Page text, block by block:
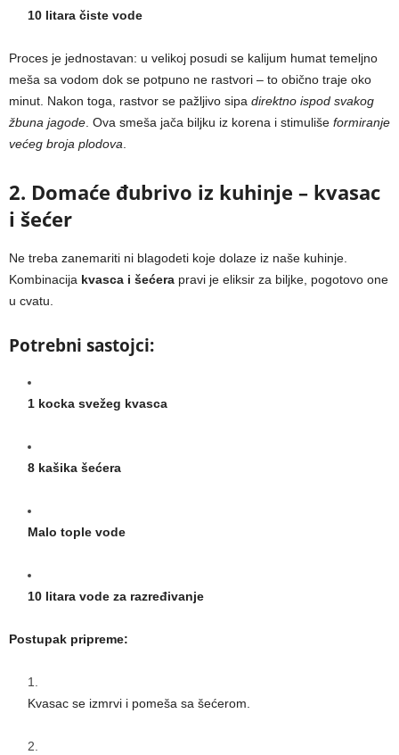
10 litara čiste vode
Proces je jednostavan: u velikoj posudi se kalijum humat temeljno
meša sa vodom dok se potpuno ne rastvori – to obično traje oko
minut. Nakon toga, rastvor se pažljivo sipa direktno ispod svakog
žbuna jagode. Ova smeša jača biljku iz korena i stimuliše formiranje
većeg broja plodova.
2. Domaće đubrivo iz kuhinje – kvasac
i šećer
Ne treba zanemariti ni blagodeti koje dolaze iz naše kuhinje.
Kombinacija kvasca i šećera pravi je eliksir za biljke, pogotovo one
u cvatu.
Potrebni sastojci:
1 kocka svežeg kvasca
8 kašika šećera
Malo tople vode
10 litara vode za razređivanje
Postupak pripreme:
Kvasac se izmrvi i pomeša sa šećerom.